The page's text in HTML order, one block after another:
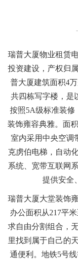
瑞普大厦物业租赁
投资建设，产权归
普大厦建筑面积4
共四栋写字楼，是
按照5A级标准装修
装饰雍容典雅。面
室内采用中央空调
克虏伯电梯，自动
系统、宽带互联网
提供安全
瑞普大厦大堂装饰
办公面积从217平
求自由分割组合，
里找到属于自己的
通便利。地铁5号